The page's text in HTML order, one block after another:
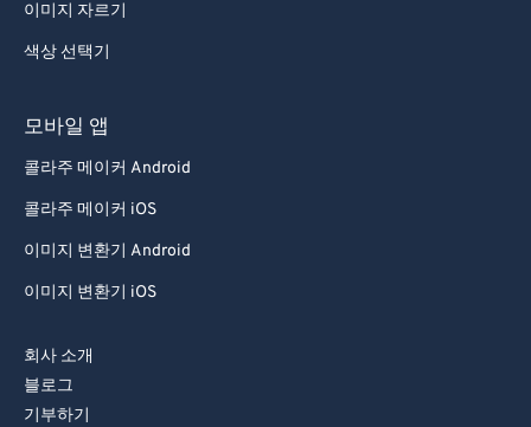
이미지 자르기
색상 선택기
모바일 앱
콜라주 메이커 Android
콜라주 메이커 iOS
이미지 변환기 Android
이미지 변환기 iOS
회사 소개
블로그
기부하기